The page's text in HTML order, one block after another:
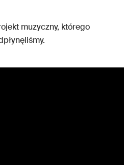
muzyczny, którego